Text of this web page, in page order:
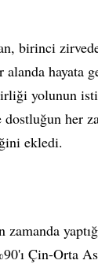
birinci
alanda hayata
yolunun
her
ekledi.
zamanda
Çin-Orta